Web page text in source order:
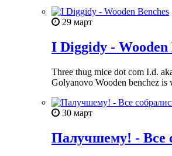
29 март
I Diggidy - Wooden
Three thug mice dot com I.d.
Golyanovo Wooden benchez is
30 март
Палучшему! - Все